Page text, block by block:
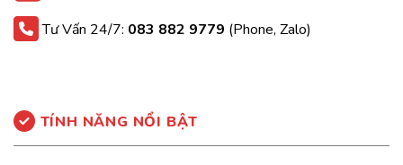
Tư Vấn 24/7: 083 882 9779 (Phone, Zalo)
TÍNH NĂNG NỔI BẬT